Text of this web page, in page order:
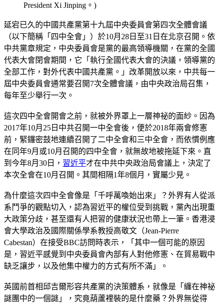
President Xi Jinping。)
延宕已久的中國共產黨第十九屆中央委員會第四次全體會議
（以下簡稱「四中全會」）於10月28日至31日在北京召開。依
中共黨章規定，中央委員會是黨的最高領導機關，在黨的全國
代表大會閉會期間，它「執行全國代表大會的決議，領導黨的
全部工作，對外代表中國共產黨。」改革開放以來，中共每一
屆中央委員會通常要召開7次全體會議，由中央政治局召集，
每年至少舉行一次。
這次四中全會開會之前，就被外界罩上一層神祕的面紗。因為
2017年10月25日中共召開一中全會後，便於2018年兩會修憲
前，緊鑼密鼓地連續召開了二中全會和三中全會，而依慣例應
在同年9月或10月召開的四中全會，就無故地被拖延下來。直
到今年8月30日， 習近平才在中共中央政治局會議上，決定了
本次全會在10月召開。其間相隔1年8個月，實屬少見。
為什麼這次四中全會像是「千呼萬喚始出來」？外界有人從派
系鬥爭的觀點切入，認為習近平的權位受到挑戰，黨內出現重
大政策分歧，甚至還有人把習的健康狀況也帶上一筆。香港浸
會大學政治及國際關係學系教授高敬文（Jean-Pierre
Cabestan）在接受BBC訪問時表示，「其中一個可能的原因
是，習近平感覺到中央委員會內部有人對他修憲、在貿易戰中
缺乏讓步，以及他集中權力的方式有所不滿」。
英國前首相邱吉爾形容共產黨的決策體系，就像是「纏在神祕
謎團中的一個謎」，究竟葫蘆裡裝的是什麼藥？外界無從得